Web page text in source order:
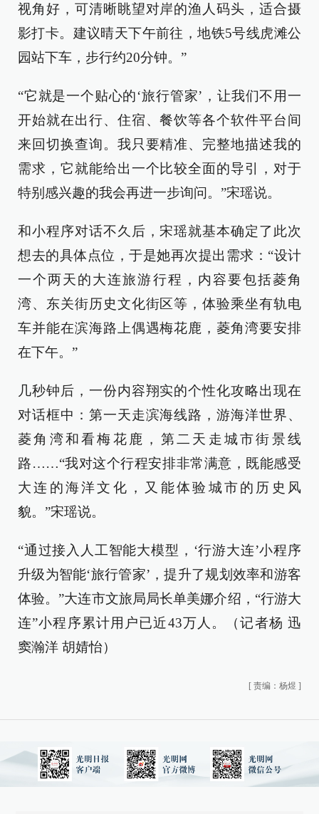
视角好，可清晰眺望对岸的渔人码头，适合摄
影打卡。建议晴天下午前往，地铁5号线虎滩公
园站下车，步行约20分钟。”
“它就是一个贴心的‘旅行管家’，让我们不用一
开始就在出行、住宿、餐饮等各个软件平台间
来回切换查询。我只要精准、完整地描述我的
需求，它就能给出一个比较全面的导引，对于
特别感兴趣的我会再进一步询问。”宋瑶说。
和小程序对话不久后，宋瑶就基本确定了此次
想去的具体点位，于是她再次提出需求：“设计
一个两天的大连旅游行程，内容要包括菱角
湾、东关街历史文化街区等，体验乘坐有轨电
车并能在滨海路上偶遇梅花鹿，菱角湾要安排
在下午。”
几秒钟后，一份内容翔实的个性化攻略出现在
对话框中：第一天走滨海线路，游海洋世界、
菱角湾和看梅花鹿，第二天走城市街景线
路……“我对这个行程安排非常满意，既能感受
大连的海洋文化，又能体验城市的历史风
貌。”宋瑶说。
“通过接入人工智能大模型，‘行游大连’小程序
升级为智能‘旅行管家’，提升了规划效率和游客
体验。”大连市文旅局局长单美娜介绍，“行游大
连”小程序累计用户已近43万人。（记者杨 迅
窦瀚洋 胡婧怡）
[ 责编：杨煜 ]